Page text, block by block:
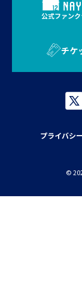
公式ファン
チケ
プライバシ
©